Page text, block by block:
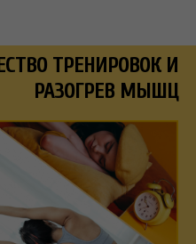
ТРЕНИРОВОК И
РАЗОГРЕВ МЫШЦ